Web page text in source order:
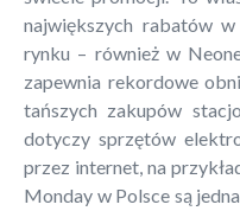
największych rabatów
rynku – również w
zapewnia rekordowe
tańszych zakupów
dotyczy sprzętów
przez internet, na
Monday w Polsce są